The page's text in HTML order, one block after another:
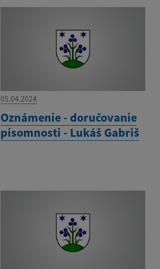
05.04.2024
Oznámenie - doručovanie
písomnosti - Lukáš Gabriš